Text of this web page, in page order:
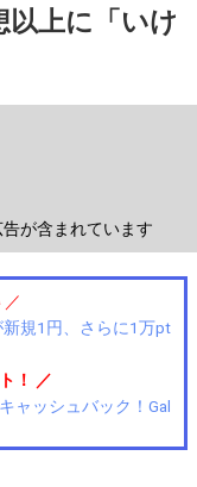
上に「いけ
が含まれています
／
新規1円、さらに1万pt
！ ／
ャッシュバック！Gal